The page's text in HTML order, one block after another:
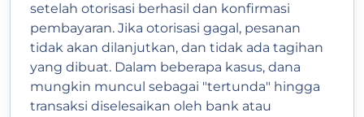
setelah otorisasi berhasil dan konfirmasi
pembayaran. Jika otorisasi gagal, pesanan
tidak akan dilanjutkan, dan tidak ada tagihan
yang dibuat. Dalam beberapa kasus, dana
mungkin muncul sebagai "tertunda" hingga
transaksi diselesaikan oleh bank atau